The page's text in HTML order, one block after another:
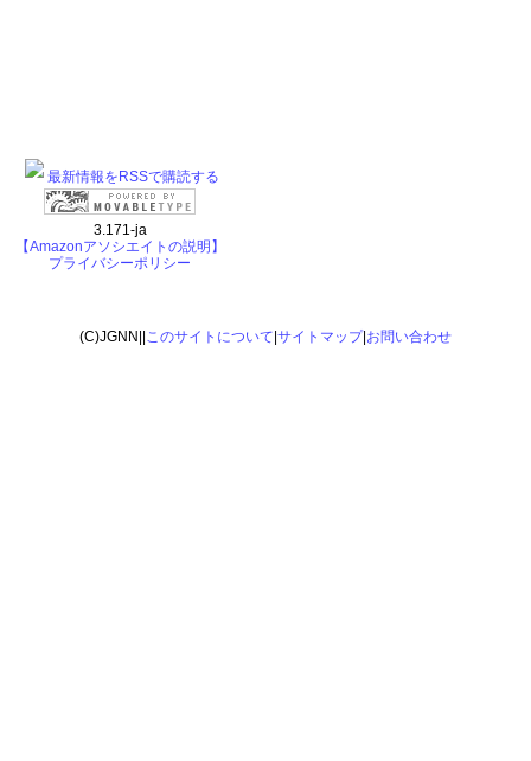
最新情報をRSSで購読する
3.171-ja
【Amazonアソシエイトの説明】
プライバシーポリシー
(C)JGNN|| このサイトについて サイトマップ| お問い合わせ